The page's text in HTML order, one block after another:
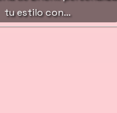
tu estilo con…